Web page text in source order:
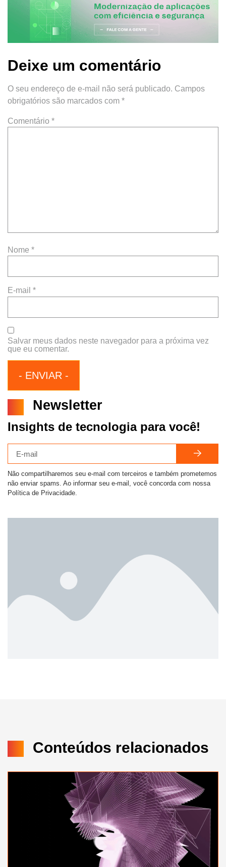
Deixe um comentário
O seu endereço de e-mail não será publicado. Campos
obrigatórios são marcados com *
Comentário *
Nome *
E-mail *
Salvar meus dados neste navegador para a próxima vez
que eu comentar.
Newsletter
Insights de tecnologia para você!
Não compartilharemos seu e-mail com terceiros e também prometemos
não enviar spams. Ao informar seu e-mail, você concorda com nossa
Política de Privacidade.
Conteúdos relacionados